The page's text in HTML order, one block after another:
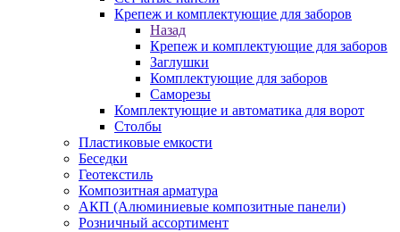
Крепеж и комплектующие для заборов
Назад
Крепеж и комплектующие для заборов
Заглушки
Комплектующие для заборов
Саморезы
Комплектующие и автоматика для ворот
Столбы
Пластиковые емкости
Беседки
Геотекстиль
Композитная арматура
АКП (Алюминиевые композитные панели)
Розничный ассортимент